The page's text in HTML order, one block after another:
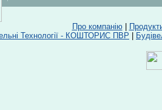
Про компанію|
Технології - КОШТОРИС ПВР